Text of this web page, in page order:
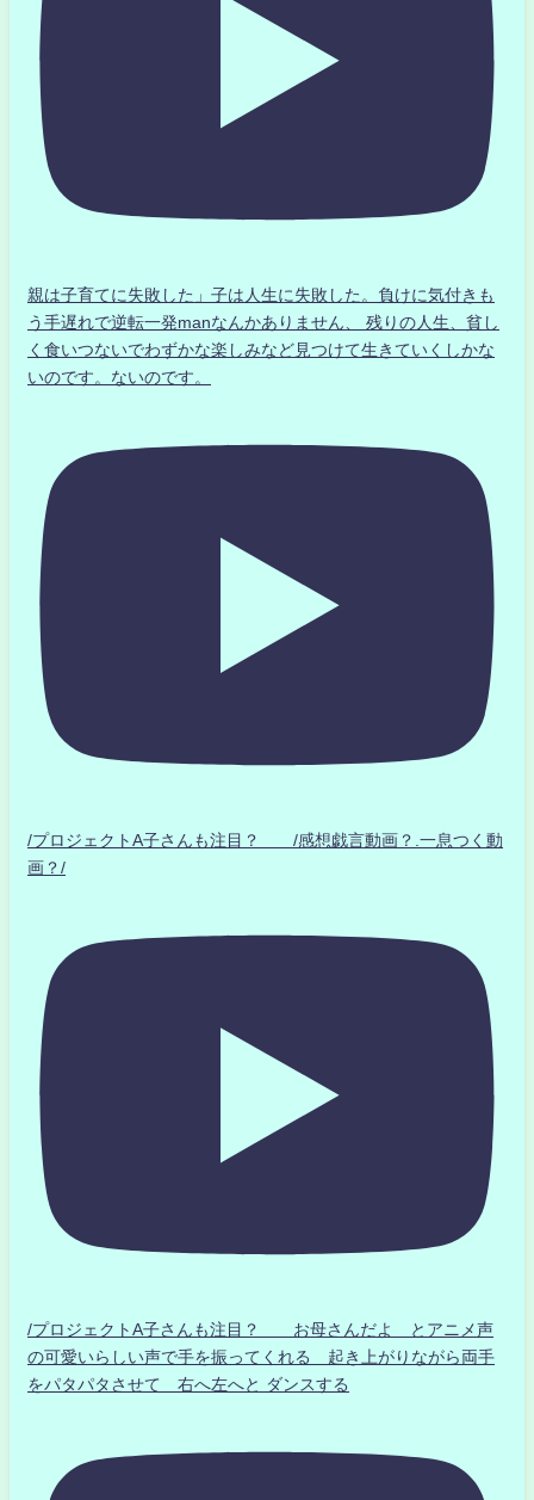
親は子育てに失敗した」子は人生に失敗した。負けに気付きも
う手遅れで逆転一発manなんかありません、 残りの人生、貧し
く食いつないでわずかな楽しみなど見つけて生きていくしかな
いのです。ないのです。
/プロジェクトA子さんも注目？ /感想戯言動画？.一息つく動
画？/
/プロジェクトA子さんも注目？ お母さんだよ とアニメ声
の可愛いらしい声で手を振ってくれる 起き上がりながら両手
をパタパタさせて 右へ左へと ダンスする